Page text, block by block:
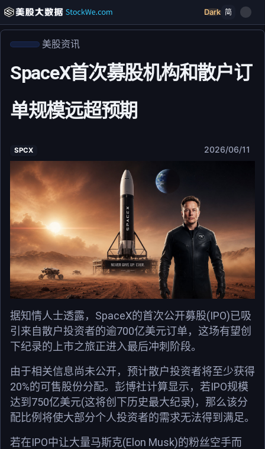
Dark 简
美股资讯
SpaceX首次募股机构和散户订
单规模远超预期
SPCX 2026/06/11
据知情人士透露， SpaceX的首次公开募股(IPO)已吸
引来自散户投资者的逾700亿美元订单，这场有望创
下纪录的上市之旅正进入最后冲刺阶段。
由于相关信息尚未公开，预计散户投资者将至少获得
20%的可售股份分配。彭博社计算显示，若IPO规模
达到 750亿美元(这将创下历史最大纪录) ，那么该分
配比例将使大部分个人投资者的需求无法得到满足。
若在IPO中让大量马斯克(Elon Musk)的粉丝空手而